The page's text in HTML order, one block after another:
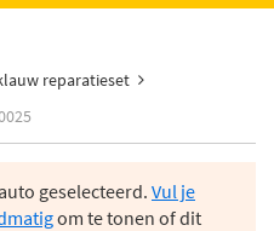
reparatieset
geselecteerd. Vul je
om te tonen of dit